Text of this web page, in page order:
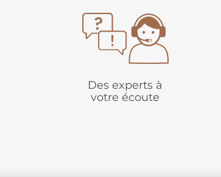
Des experts à
votre écoute